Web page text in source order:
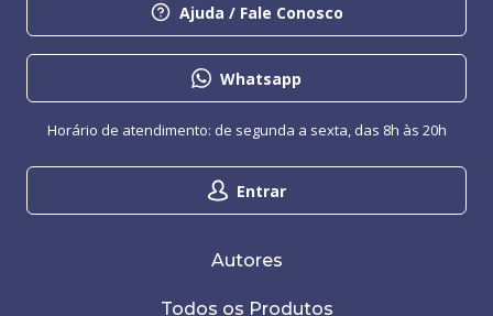
Ajuda / Fale Conosco
Whatsapp
Entrar
Horário de atendimento: de segunda a sexta, das 8h às 20h
Autores
Todos os Produtos